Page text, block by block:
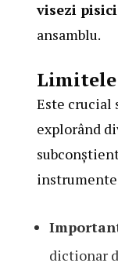
visezi
ansamblu.
Este
explorând
dictionar